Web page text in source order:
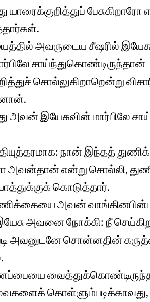
யாரைக்குறித்துப்
அவருடைய சீஷரில்
சாய்ந்துகொண்டிருந்தான்
சொல்லுகிறாறென்று
அவன் இயேசுவின் மார்பிலே
நான் இந்தத்
அவன்தான் என்று சொல்லி,
கொடுத்தார்.
அவன்
அவனை நோக்கி: நீ
அவனுடனே சொன்னதின்
கொள்ளும்படிக்காவது,